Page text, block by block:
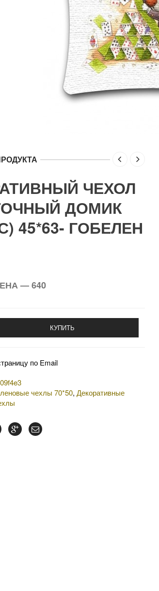
ЧЕХОЛ
ДОМИК
45*63- ГОБЕЛЕН
— 640
КУПИТЬ
по Email
чехлы 70*50, Декоративные